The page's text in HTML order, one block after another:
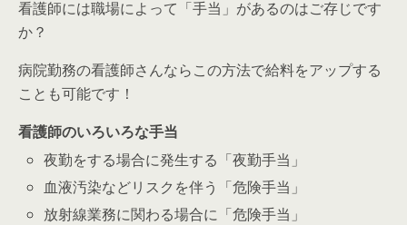
看護師には職場によって「手当」があるのはご存じです
か？
病院勤務の看護師さんならこの方法で給料をアップする
ことも可能です！
看護師のいろいろな手当
夜勤をする場合に発生する「夜勤手当」
血液汚染などリスク を伴う「危険手当」
放射線業務に関わる場合に「危険手当」